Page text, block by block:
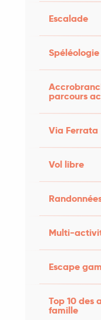
Escalade
Spéléologie
parcours
Via Ferrata
Vol libre
Multi-
Escape
Top 10 des
famille
19:30 - 21:00